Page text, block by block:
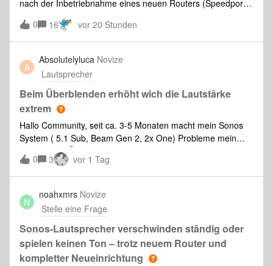
nach der Inbetriebnahme eines neuen Routers (Speedport
7) der Telekom. Mit dem iPhone klappt es.
0 16 vor 20 Stunden
A
Absolutelyluca Novize
Lautsprecher
Beim Überblenden erhöht wich die Lautstärke
extrem
Hallo Community, seit ca. 3-5 Monaten macht mein Sonos
System ( 5.1 Sub, Beam Gen 2, 2x One) Probleme mein
Cossfaden / Überblenden. Unabhängig des
Streamingdiensts wird kurz vor dem Crossfade zwischen der
Titel die Lautstärke extrem hoch und man bek
0 3 vor 1 Tag
N
noahxmrs Novize
Stelle eine Frage
Sonos-Lautsprecher verschwinden ständig oder
spielen keinen Ton – trotz neuem Router und
kompletter Neueinrichtung